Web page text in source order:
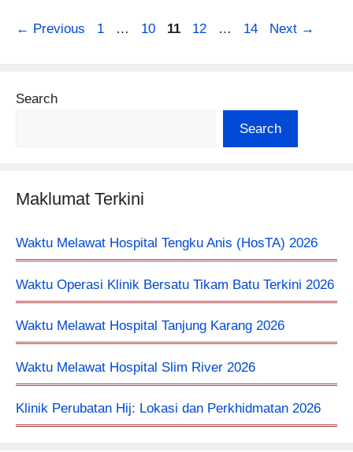
← Previous Page
1 … Page
10 Page
11 Page
12 … Page
14 Next →
Search
Search
Maklumat Terkini
Waktu Melawat Hospital Tengku Anis (HosTA) 2026
Waktu Operasi Klinik Bersatu Tikam Batu Terkini 2026
Waktu Melawat Hospital Tanjung Karang 2026
Waktu Melawat Hospital Slim River 2026
Klinik Perubatan Hij: Lokasi dan Perkhidmatan 2026